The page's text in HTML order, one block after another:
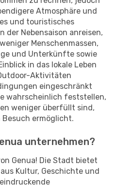
Atmosphäre und
und touristisches
der Nebensaison anreisen,
Menschenmassen,
und Unterkünfte sowie
in das lokale Leben
Aktivitäten
eingeschränkt
wahrscheinlich feststellen,
weniger überfüllt sind,
Besuch ermöglicht.
unternehmen?
Genua! Die Stadt bietet
Kultur, Geschichte und